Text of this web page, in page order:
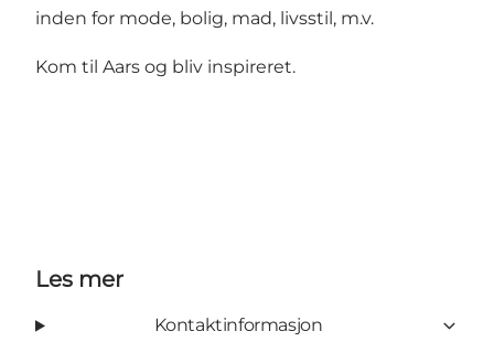
inden for mode, bolig, mad, livsstil, m.v.
Kom til Aars og bliv inspireret.
Les mer
Kontaktinformasjon